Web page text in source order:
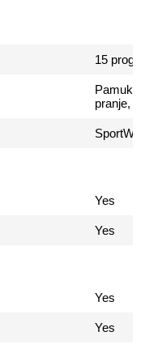
15
Pamuk,
pranje,
Yes
Yes
Yes
Yes